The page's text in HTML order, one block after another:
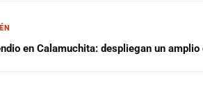
en Calamuchita: despliegan un